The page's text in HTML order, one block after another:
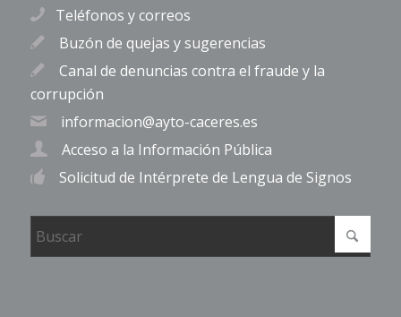
Teléfonos y correos
Buzón de quejas y sugerencias
Canal de denuncias contra el fraude y la
corrupción
informacion@ayto-caceres.es
Acceso a la Información Pública
Solicitud de Intérprete de Lengua de Signos